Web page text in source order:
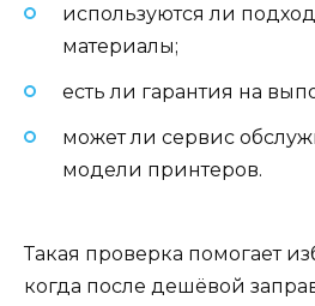
используются ли
материалы;
есть ли гарантия на
может ли сервис
модели принтеров.
Такая проверка помогает
когда после дешёвой